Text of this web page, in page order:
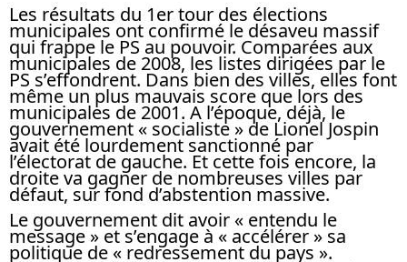
Les résultats du 1er tour des élections
municipales ont confirmé le désaveu massif
qui frappe le PS au pouvoir. Comparées aux
municipales de 2008, les listes dirigées par le
PS s’effondrent. Dans bien des villes, elles font
même un plus mauvais score que lors des
municipales de 2001. A l’époque, déjà, le
gouvernement « socialiste » de Lionel Jospin
avait été lourdement sanctionné par
l’électorat de gauche. Et cette fois encore, la
droite va gagner de nombreuses villes par
défaut, sur fond d’abstention massive.
Le gouvernement dit avoir « entendu le
message » et s’engage à « accélérer » sa
politique de « redressement du pays ».